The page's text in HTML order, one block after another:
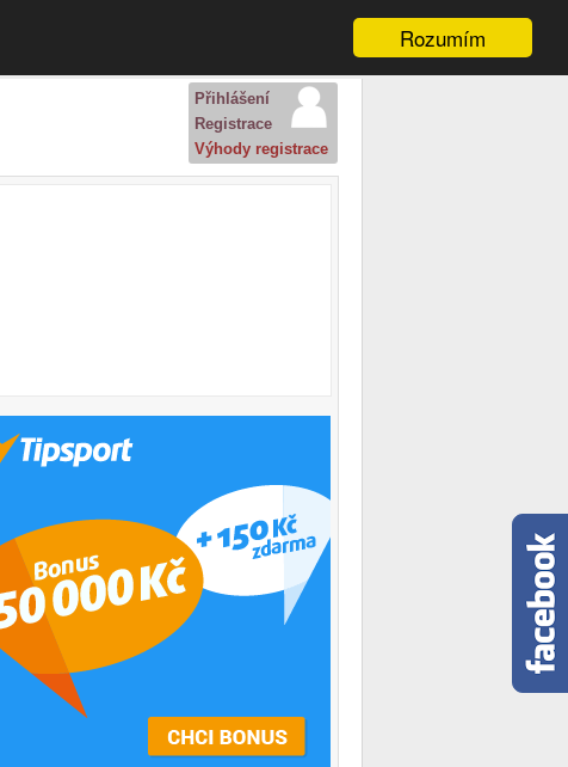
Rozumím
Přihlášení
Registrace
Výhody registrace